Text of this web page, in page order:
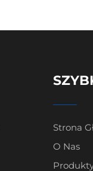
Strona
O Nas